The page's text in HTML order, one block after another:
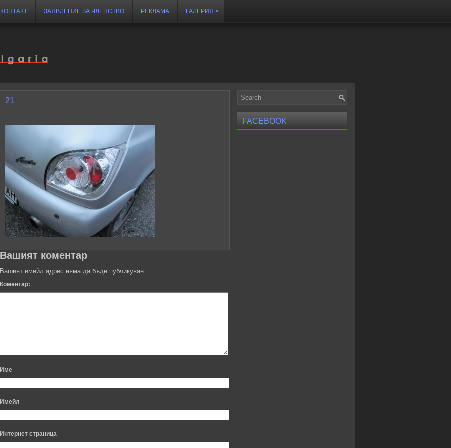
КОНТАКТ ЗАЯВЛЕНИЕ ЗА ЧЛЕНСТВО РЕКЛАМА ГАЛЕРИЯ »
21
Вашият коментар
Вашият имейл адрес няма да бъде публикуван.
Коментар:
Име
Имейл
Интернет страница
FACEBOOK